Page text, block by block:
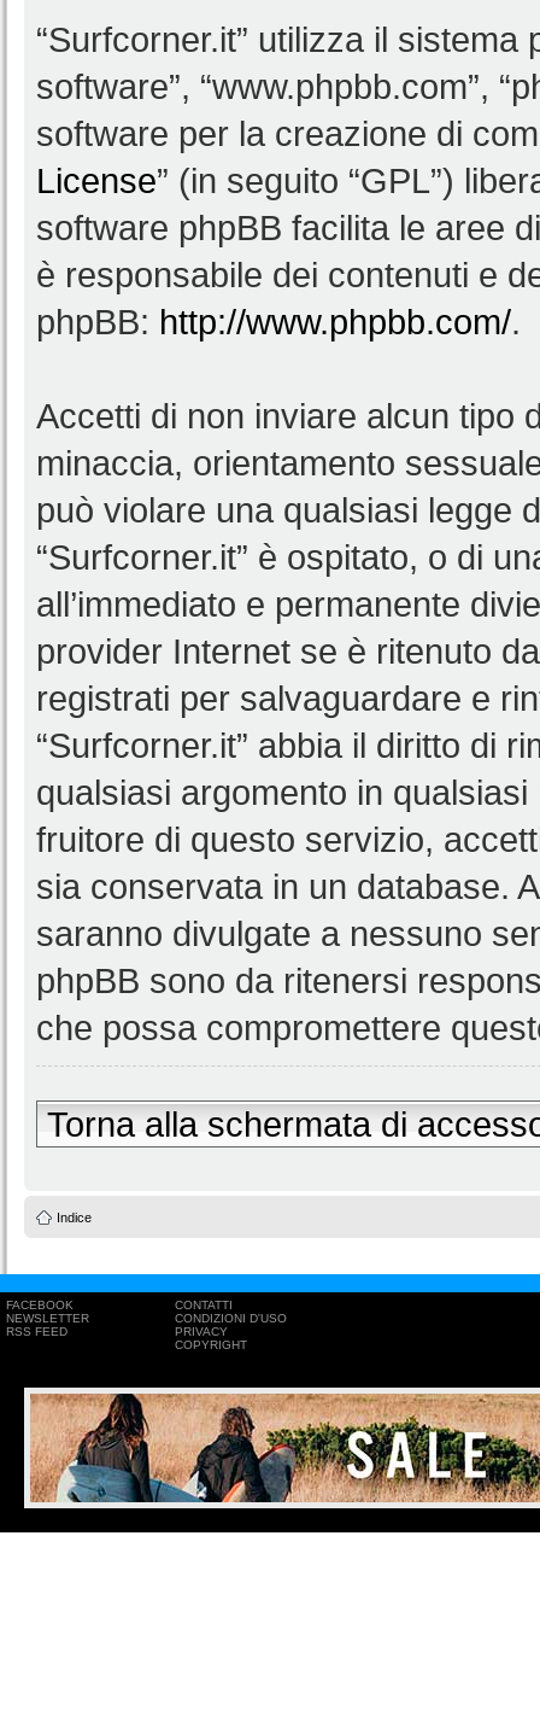
“Surfcorner.it” utilizza il sistema
software”, “www.phpbb.com”,
software per la creazione di
License” (in seguito “GPL”)
software phpBB facilita le aree
è responsabile dei contenuti e
phpBB: http://www.phpbb.com/.
Accetti di non inviare alcun tipo
minaccia, orientamento
può violare una qualsiasi legge
“Surfcorner.it” è ospitato, o di
all’immediato e permanente
provider Internet se è ritenuto
registrati per salvaguardare e
“Surfcorner.it” abbia il diritto di
qualsiasi argomento in
fruitore di questo servizio,
sia conservata in un database.
saranno divulgate a nessuno
phpBB sono da ritenersi
che possa compromettere
Torna alla schermata di
Indice
FACEBOOK
NEWSLETTER
RSS FEED
CONTATTI
CONDIZIONI D'USO
PRIVACY
COPYRIGHT